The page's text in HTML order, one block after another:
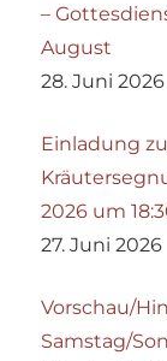
–
August
28. Juni 2026
Einladung
2026 um
27. Juni 2026
Vorschau/
Samstag/